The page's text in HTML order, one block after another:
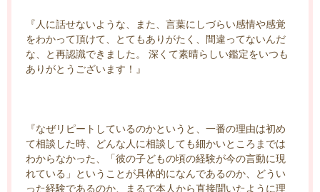
『人に話せないような、また、言葉にしづらい感情や感覚
をわかって頂けて、とてもありがたく、間違ってないんだ
な、と再認識できました。 深くて素晴らしい鑑定をいつも
ありがとうございます！』
『なぜリピートしているのかというと、一番の理由は初め
て相談した時、どんな人に相談しても細かいところまでは
わからなかった、「彼の子どもの頃の経験が今の言動に現
れている」ということが具体的になんであるのか、どうい
った経験であるのか、まるで本人から直接聞いたように理